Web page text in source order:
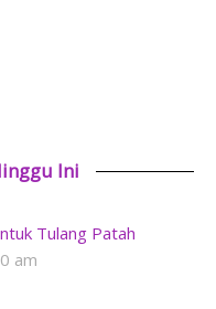
Ini
Tulang Patah
am